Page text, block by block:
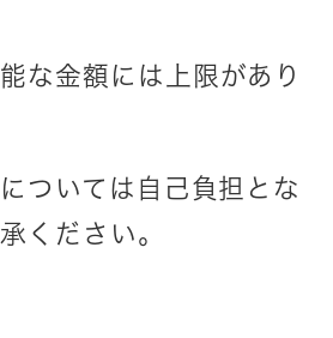
な金額には上限があり
ついては自己負担とな
ください。